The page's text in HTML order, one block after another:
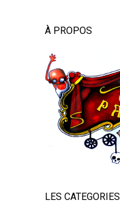
À PROPOS
LES CATEGORIES